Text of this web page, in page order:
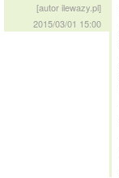
[autor ilewazy.pl]
2015/03/01 15:00